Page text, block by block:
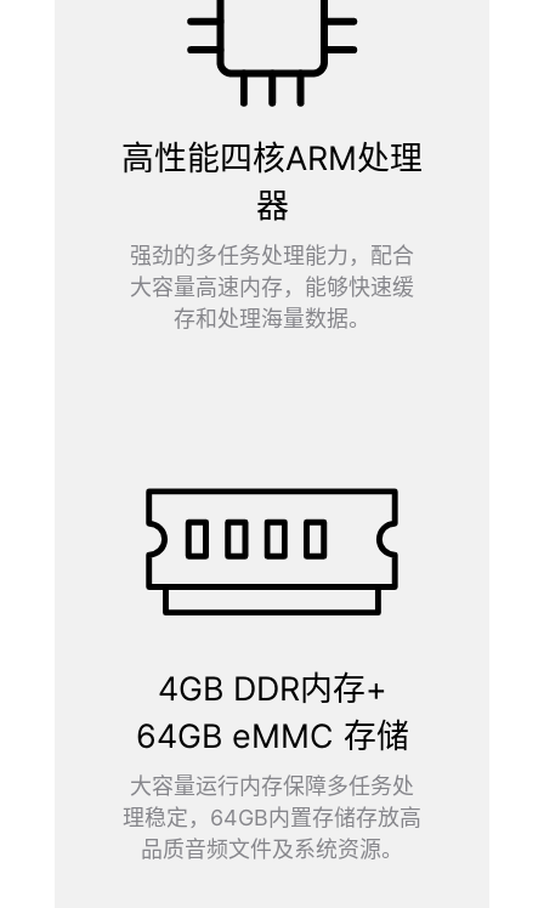
高性能四核ARM处理
器
强劲的多任务处理能力，配合
大容量高速内存，能够快速缓
存和处理海量数据。
4GB DDR内存+
64GB eMMC 存储
大容量运行内存保障多任务处
理稳定，64GB内置存储存放高
品质音频文件及系统资源。